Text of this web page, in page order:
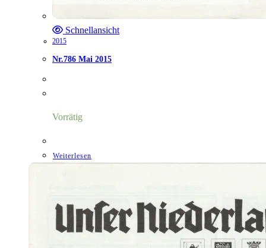
Schnellansicht
2015
Nr.786 Mai 2015
Vorrätig
Weiterlesen